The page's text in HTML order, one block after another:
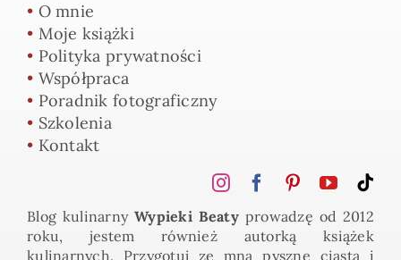
• O mnie
• Moje książki
• Polityka prywatności
• Współpraca
• Poradnik fotograficzny
• Szkolenia
• Kontakt
Blog kulinarny Wypieki Beaty prowadzę od 2012
roku, jestem również autorką książek
kulinarnych. Przygotuj ze mną pyszne ciasta i